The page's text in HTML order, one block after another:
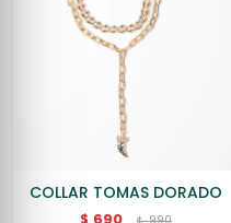
COLLAR TOMAS DORADO